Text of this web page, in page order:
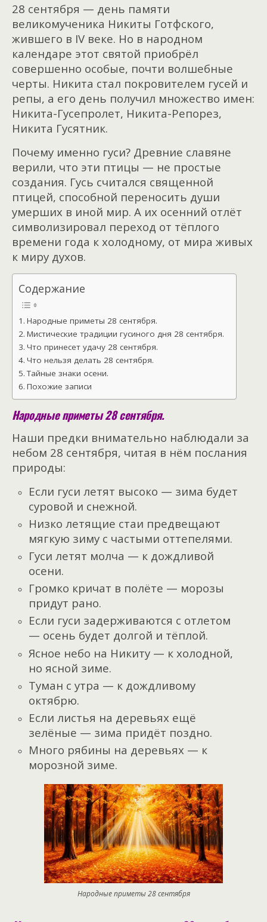
28 сентября — день памяти
великомученика Никиты Готфского,
жившего в IV веке. Но в народном
календаре этот святой приобрёл
совершенно особые, почти волшебные
черты. Никита стал покровителем гусей и
репы, а его день получил множество имен:
Никита-Гусепролет, Никита-Репорез,
Никита Гусятник.
Почему именно гуси? Древние славяне
верили, что эти птицы — не простые
создания. Гусь считался священной
птицей, способной переносить души
умерших в иной мир. А их осенний отлёт
символизировал переход от тёплого
времени года к холодному, от мира живых
к миру духов.
Содержание
Народные приметы 28 сентября.
Мистические традиции гусиного дня 28 сентября.
Что принесет удачу 28 сентября.
Что нельзя делать 28 сентября.
Тайные знаки осени.
Похожие записи
Народные приметы 28 сентября.
Наши предки внимательно наблюдали за
небом 28 сентября, читая в нём послания
природы:
Если гуси летят высоко — зима будет
суровой и снежной.
Низко летящие стаи предвещают
мягкую зиму с частыми оттепелями.
Гуси летят молча — к дождливой
осени.
Громко кричат в полёте — морозы
придут рано.
Если гуси задерживаются с отлетом
— осень будет долгой и тёплой.
Ясное небо на Никиту — к холодной,
но ясной зиме.
Туман с утра — к дождливому
октябрю.
Если листья на деревьях ещё
зелёные — зима придёт поздно.
Много рябины на деревьях — к
морозной зиме.
Народные приметы 28 сентября